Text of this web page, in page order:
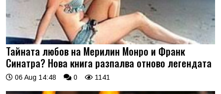
Тайната любов на Мерилин Монро и Франк
Синатра? Нова книга разпалва отново легендата
06 Aug 14:48 0 1141